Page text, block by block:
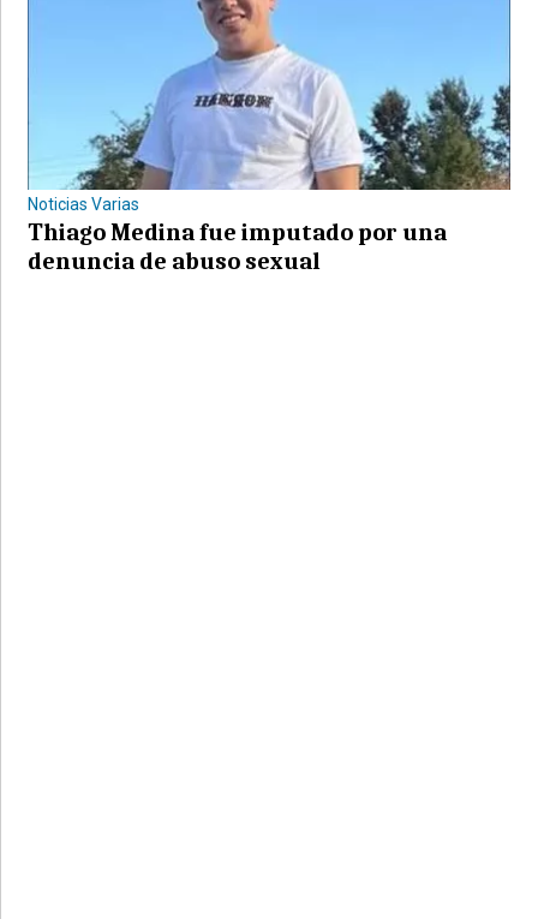
Noticias Varias
Thiago Medina fue imputado por una
denuncia de abuso sexual